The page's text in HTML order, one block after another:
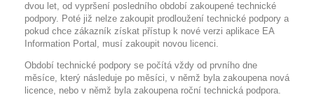
dvou let, od vypršení posledního období zakoupené technické
podpory. Poté již nelze zakoupit prodloužení technické podpory a
pokud chce zákazník získat přístup k nové verzi aplikace EA
Information Portal, musí zakoupit novou licenci.
Období technické podpory se počítá vždy od prvního dne
měsíce, který následuje po měsíci, v němž byla zakoupena nová
licence, nebo v němž byla zakoupena roční technická podpora.